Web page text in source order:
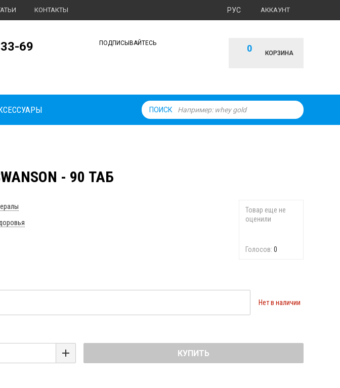
КОНТАКТЫ АККАУНТ
РУС
69 0 КОРЗИНА
ПОДПИСЫВАЙТЕСЬ
ПОИСК
- 90 ТАБ
Товар еще не
оценили
Голосов: 0
Нет в наличии
КУПИТЬ